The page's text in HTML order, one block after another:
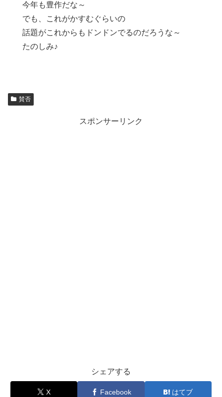
今年も豊作だな～
でも、これがかすむぐらいの
話題がこれからもドンドンでるのだろうな～
たのしみ♪
賛否
スポンサーリンク
シェアする
X Facebook はてブ